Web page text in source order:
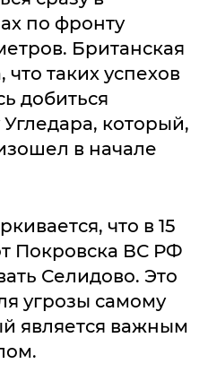
по фронту
Британская
таких успехов
добиться
Угледара, который,
в начале
что в 15
Покровска ВС РФ
Селидово. Это
угрозы самому
является важным